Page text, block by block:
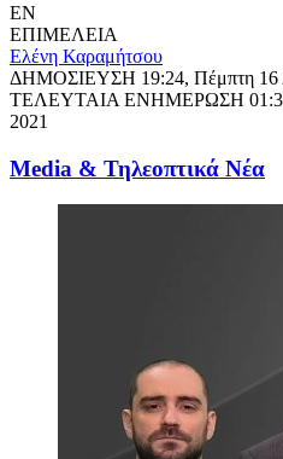
EN
ΕΠΙΜΕΛΕΙΑ
Ελένη Καραμήτσου
ΔΗΜΟΣΙΕΥΣΗ 19:24, Πέμπτη 16
ΤΕΛΕΥΤΑΙΑ ΕΝΗΜΕΡΩΣΗ
2021
Media & Τηλεοπτικά Νέα